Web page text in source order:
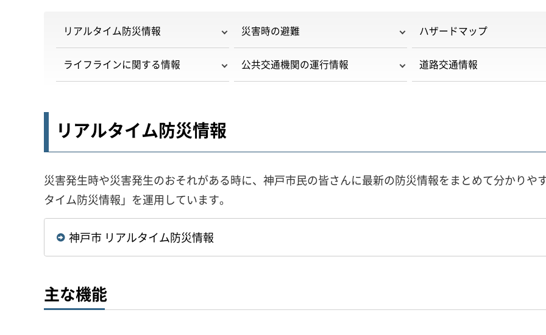
リアルタイム防災情報 災害時の避難 ハザードマップ
ライフラインに関する情報 公共交通機関の運行情報 道路交通情報
リアルタイム防災情報
災害発生時や災害発生のおそれがある時に、神戸市民の皆さんに最新の防災情報をまとめて分かりや
タイム防災情報」を運用しています。
神戸市 リアルタイム防災情報
主な機能